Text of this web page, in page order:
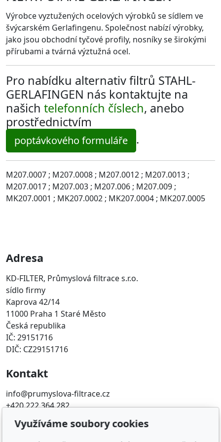
Výrobce vyztužených ocelových výrobků se sídlem ve
švýcarském Gerlafingenu. Společnost nabízí výrobky,
jako jsou obchodní tyčové profily, nosníky se širokými
přírubami a tvárná výztužná ocel.
Pro nabídku alternativ filtrů STAHL-
GERLAFINGEN nás kontaktujte na
našich telefonních číslech, anebo
prostřednictvím
poptávkového formuláře .
M207.0007 ; M207.0008 ; M207.0012 ; M207.0013 ;
M207.0017 ; M207.003 ; M207.006 ; M207.009 ;
MK207.0001 ; MK207.0002 ; MK207.0004 ; MK207.0005
Adresa
KD-FILTER, Průmyslová filtrace s.r.o.
sídlo firmy
Kaprova 42/14
11000 Praha 1 Staré Město
Česká republika
IČ: 29151716
DIČ: CZ29151716
Kontakt
info@prumyslova-filtrace.cz
+420 222 364 282
Oblíbené odkazy
Využíváme soubory cookies